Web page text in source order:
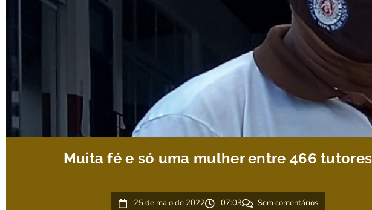
Muita fé e só uma mulher entre 466 tutores
25 de maio de 2022 07:03 Sem comentários